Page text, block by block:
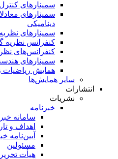
سمینارهای
سمینارهای
دینامیکی
سمینار‌های
کنفرانس نظریه
کنفرانس‌های
سمینار‌های
همایش ریاضیات
سایر همایش‌ها
انتشارات
نشریات
خبرنامه
سامانه
اهداف و
آیین‌نامه
مسئولین
هیأت